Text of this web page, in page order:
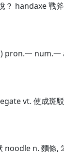
handaxe 戰
pron.一 num.一
vt. 使成斑
noodle n. 麵條,